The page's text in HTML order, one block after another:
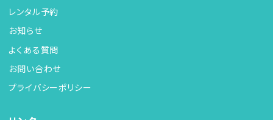
レンタル予約
お知らせ
よくある質問
お問い合わせ
プライバシーポリシー